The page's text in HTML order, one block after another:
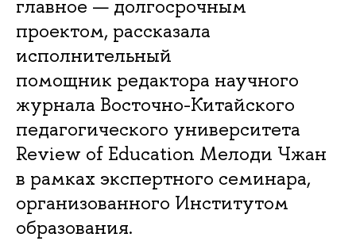
главное — долгосрочным
проектом, рассказала
исполнительный
помощник редактора научного
журнала Восточно-Китайского
педагогического университета
Review of Education Мелоди Чжан
в рамках экспертного семинара,
организованного Институтом
образования.